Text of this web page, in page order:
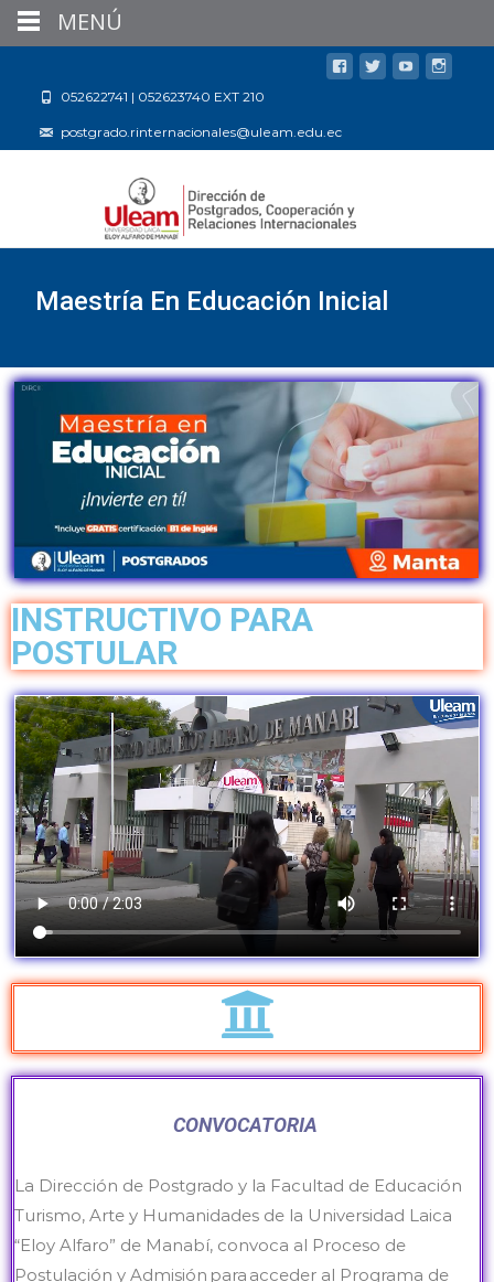
052622741 | 052623740 EXT 210
postgrado.rinternacionales@uleam.edu.ec
Maestría En Educación Inicial
INSTRUCTIVO PARA
POSTULAR
CONVOCATORIA
La Dirección de Postgrado y la Facultad de Educación
Turismo, Arte y Humanidades de la Universidad Laica
“Eloy Alfaro” de Manabí, convoca al Proceso de
Postulación y Admisión para acceder al Programa de
MENÚ